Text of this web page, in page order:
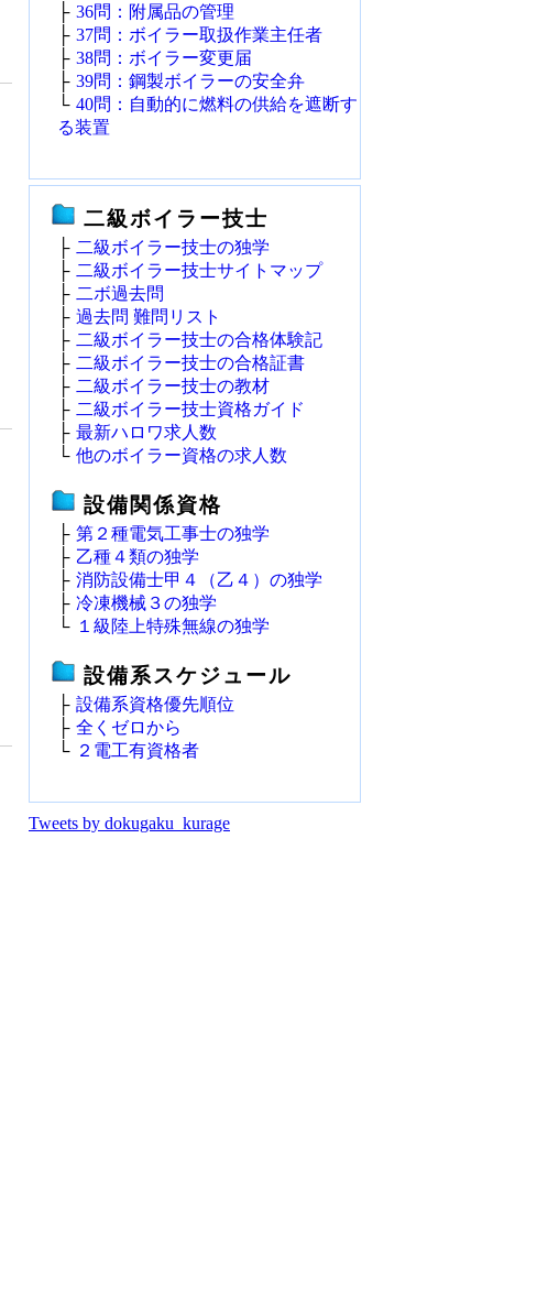
├ 36問：附属品の管理
├ 37問：ボイラー取扱作業主任者
├ 38問：ボイラー変更届
├ 39問：鋼製ボイラーの安全弁
└ 40問：自動的に燃料の供給を遮断す
る装置
二級ボイラー技士
├ 二級ボイラー技士の独学
├ 二級ボイラー技士サイトマップ
├ 二ボ過去問
├ 過去問 難問リスト
├ 二級ボイラー技士の合格体験記
├ 二級ボイラー技士の合格証書
├ 二級ボイラー技士の教材
├ 二級ボイラー技士資格ガイド
├ 最新ハロワ求人数
└ 他のボイラー資格の求人数
設備関係資格
├ 第２種電気工事士の独学
├ 乙種４類の独学
├ 消防設備士甲４（乙４）の独学
├ 冷凍機械３の独学
└ １級陸上特殊無線の独学
設備系スケジュール
├ 設備系資格優先順位
├ 全くゼロから
└ ２電工有資格者
Tweets by dokugaku_kurage